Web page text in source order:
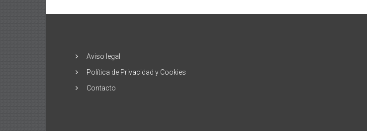
Aviso legal
Política de Privacidad y Cookies
Contacto